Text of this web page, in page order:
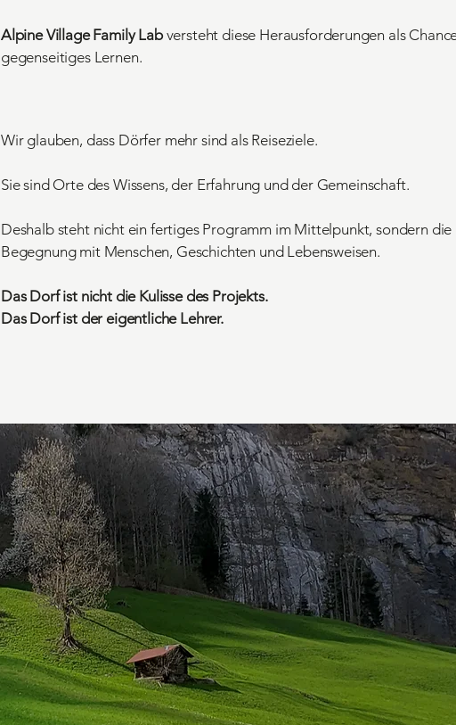
Alpine Village Family Labversteht diese Herausforderungen als
gegenseitiges Lernen.
Wir glauben, dass Dörfer mehr sind als Reiseziele.
Sie sind Orte des Wissens, der Erfahrung und der Gemeinschaft.
Deshalb steht nicht ein fertiges Programm im Mittelpunkt, sondern die
Begegnung mit Menschen, Geschichten und Lebensweisen.
Das Dorf ist nicht die Kulisse des Projekts.
Das Dorf ist der eigentliche Lehrer.